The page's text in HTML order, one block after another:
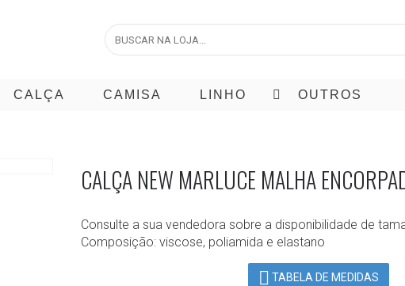
CALÇA CAMISA LINHO OUTROS
CALÇA NEW MARLUCE MALHA
Consulte a sua vendedora sobre a disponibilidade de
Composição: viscose, poliamida e elastano
TABELA DE MEDIDAS